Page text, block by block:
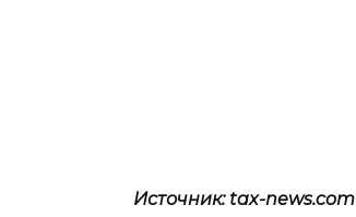
Источник: tax-news.com